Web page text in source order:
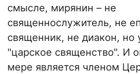
смысле, мирянин – не
священнослужитель, не
священник, не диакон, но
"царское священство". И
мере является членом